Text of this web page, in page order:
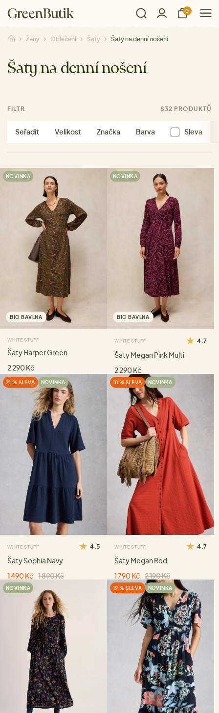
0
Ženy Oblečení Šaty Šaty na denní nošení
Šaty na denní nošení
FILTR 832 PRODUKTŮ
Seřadit Velikost Značka Barva Sleva
NOVINKA
BIO BAVLNA
WHITE STUFF
Šaty Harper Green
2 290 Kč
NOVINKA
BIO BAVLNA
WHITE STUFF 4.7
Šaty Megan Pink Multi
2 290 Kč
21 % SLEVA NOVINKA
WHITE STUFF 4.5
Šaty Sophia Navy
1 490 Kč 1 890 Kč
18 % SLEVA NOVINKA
WHITE STUFF 4.7
Šaty Megan Red
1 790 Kč 2 190 Kč
NOVINKA 19 % SLEVA NOVINKA